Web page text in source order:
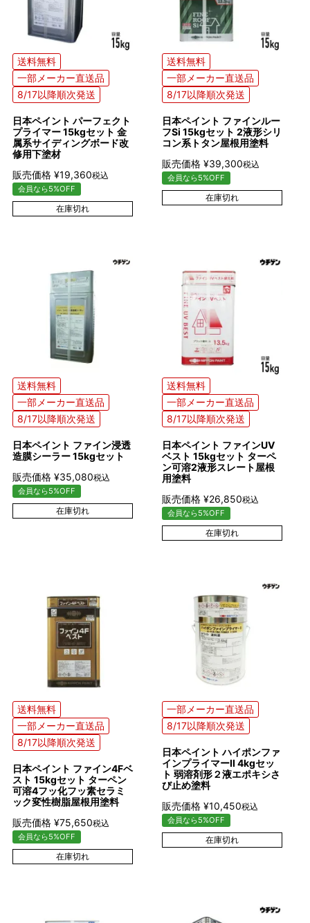
送料無料
一部メーカー直送品
8/17以降順次発送
日本ペイント パーフェクト
プライマー 15kgセット 金
属系サイディングボード改
修用下塗材
販売価格 ¥19,360税込
会員なら5%OFF
在庫切れ
送料無料
一部メーカー直送品
8/17以降順次発送
日本ペイント ファインルー
フSi 15kgセット 2液形シリ
コン系トタン屋根用塗料
販売価格 ¥39,300税込
会員なら5%OFF
在庫切れ
送料無料
一部メーカー直送品
8/17以降順次発送
日本ペイント ファイン浸透
造膜シーラー 15kgセット
販売価格 ¥35,080税込
会員なら5%OFF
在庫切れ
送料無料
一部メーカー直送品
8/17以降順次発送
日本ペイント ファインUV
ベスト 15kgセット ターペ
ン可溶2液形スレート屋根
用塗料
販売価格 ¥26,850税込
会員なら5%OFF
在庫切れ
送料無料
一部メーカー直送品
8/17以降順次発送
日本ペイント ファイン4Fベ
スト 15kgセット ターペン
可溶4フッ化フッ素セラミ
ック変性樹脂屋根用塗料
販売価格 ¥75,650税込
会員なら5%OFF
在庫切れ
一部メーカー直送品
8/17以降順次発送
日本ペイント ハイポンファ
インプライマーII 4kgセッ
ト 弱溶剤形２液エポキシさ
び止め塗料
販売価格 ¥10,450税込
会員なら5%OFF
在庫切れ